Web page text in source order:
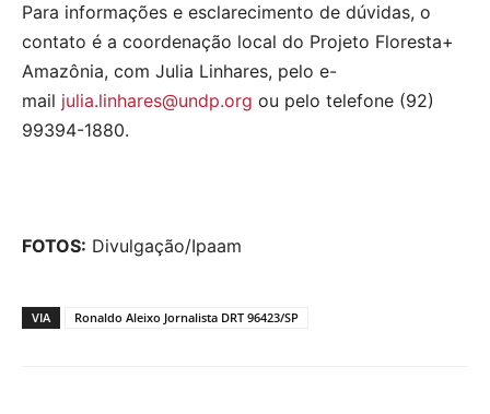
Para informações e esclarecimento de dúvidas, o
contato é a coordenação local do Projeto Floresta+
Amazônia, com Julia Linhares, pelo e-
mail julia.linhares@undp.org ou pelo telefone (92)
99394-1880.
FOTOS: Divulgação/Ipaam
VIA Ronaldo Aleixo Jornalista DRT 96423/SP